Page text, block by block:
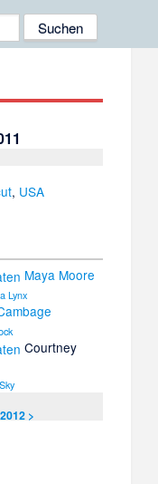
, USA
Maya Moore
Lynx
Courtney
2012 >